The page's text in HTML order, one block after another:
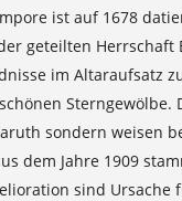
ist auf 1678
geteilten
im Altaraufsatz
sondern weisen
dem Jahre 1909
sind